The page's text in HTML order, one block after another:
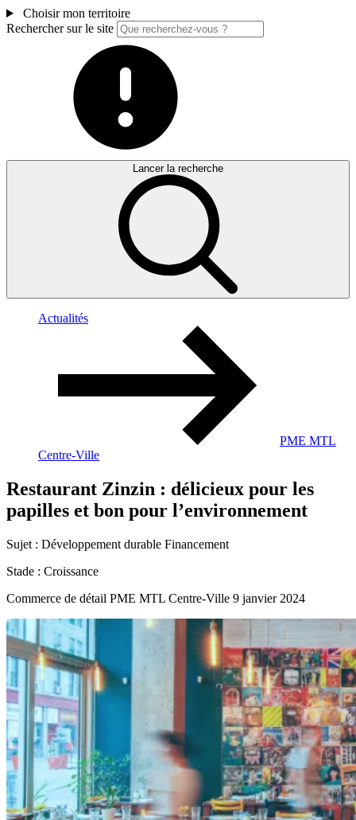
Choisir mon territoire
Rechercher sur le site
Lancer la recherche
Actualités
PME MTL
Centre-Ville
Restaurant Zinzin : délicieux pour les
papilles et bon pour l’environnement
Sujet : Développement durable Financement
Stade : Croissance
Commerce de détail PME MTL Centre-Ville 9 janvier 2024